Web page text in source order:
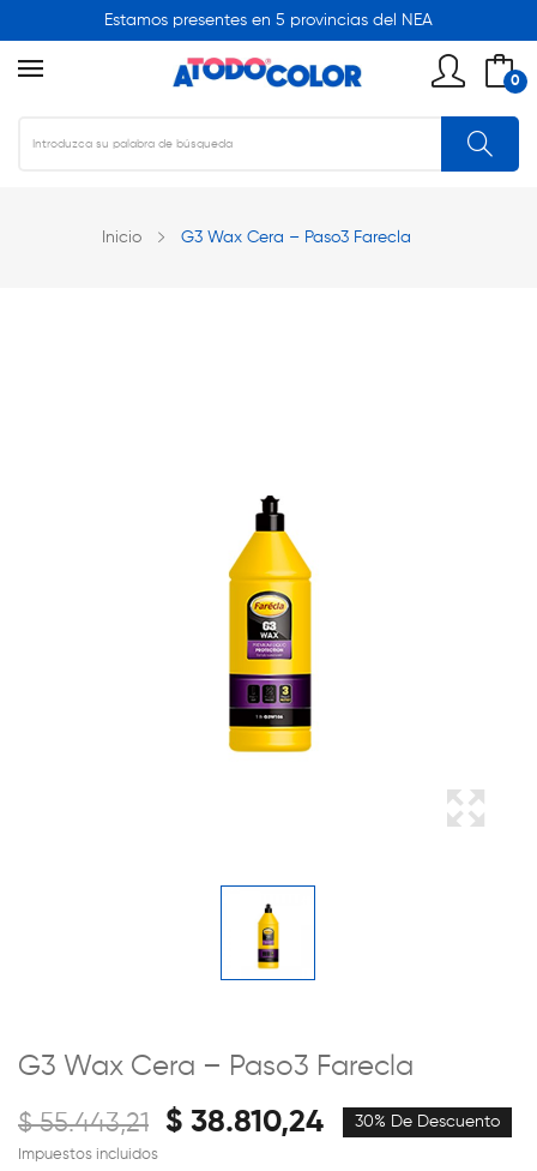
Estamos presentes en 5 provincias del NEA
0
Inicio G3 Wax Cera – Paso3 Farecla
G3 Wax Cera – Paso3 Farecla
$ 55.443,21 $ 38.810,24 30% De Descuento
Impuestos incluidos